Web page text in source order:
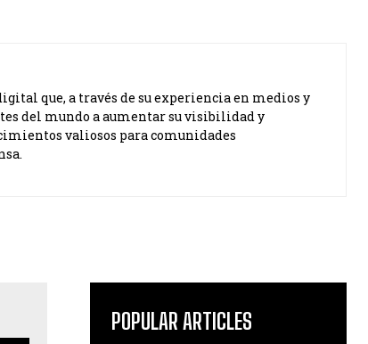
que, a través de su experiencia en medios y
del mundo a aumentar su visibilidad y
valiosos para comunidades
POPULAR ARTICLES